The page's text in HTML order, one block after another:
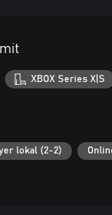
XBOX Series X|S
lokal (2-2)